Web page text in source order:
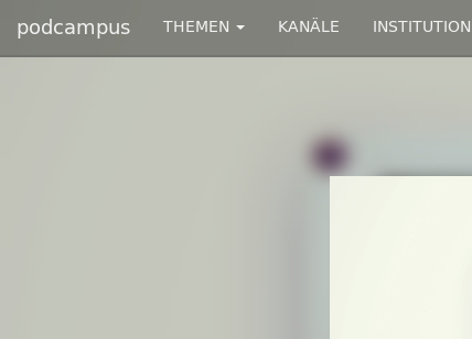
podcampus THEMEN KANÄLE